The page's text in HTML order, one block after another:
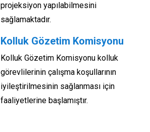
projeksiyon yapılabilmesini
sağlamaktadır.
Kolluk Gözetim Komisyonu
Kolluk Gözetim Komisyonu kolluk
görevlilerinin çalışma koşullarının
iyileştirilmesinin sağlanması için
faaliyetlerine başlamıştır.